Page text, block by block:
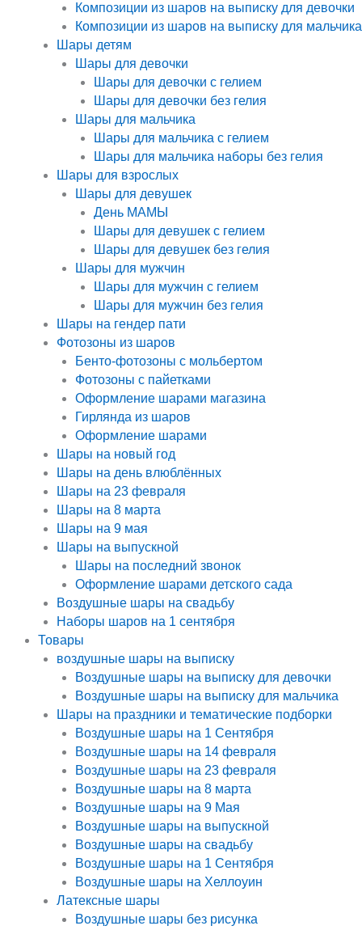
Композиции из шаров на выписку для девочки
Композиции из шаров на выписку для мальчика
Шары детям
Шары для девочки
Шары для девочки с гелием
Шары для девочки без гелия
Шары для мальчика
Шары для мальчика с гелием
Шары для мальчика наборы без гелия
Шары для взрослых
Шары для девушек
День МАМЫ
Шары для девушек с гелием
Шары для девушек без гелия
Шары для мужчин
Шары для мужчин с гелием
Шары для мужчин без гелия
Шары на гендер пати
Фотозоны из шаров
Бенто-фотозоны с мольбертом
Фотозоны с пайетками
Оформление шарами магазина
Гирлянда из шаров
Оформление шарами
Шары на новый год
Шары на день влюблённых
Шары на 23 февраля
Шары на 8 марта
Шары на 9 мая
Шары на выпускной
Шары на последний звонок
Оформление шарами детского сада
Воздушные шары на свадьбу
Наборы шаров на 1 сентября
Товары
воздушные шары на выписку
Воздушные шары на выписку для девочки
Воздушные шары на выписку для мальчика
Шары на праздники и тематические подборки
Воздушные шары на 1 Сентября
Воздушные шары на 14 февраля
Воздушные шары на 23 февраля
Воздушные шары на 8 марта
Воздушные шары на 9 Мая
Воздушные шары на выпускной
Воздушные шары на свадьбу
Воздушные шары на 1 Сентября
Воздушные шары на Хеллоуин
Латексные шары
Воздушные шары без рисунка